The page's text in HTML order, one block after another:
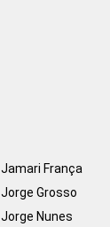
Jamari França
Jorge Grosso
Jorge Nunes